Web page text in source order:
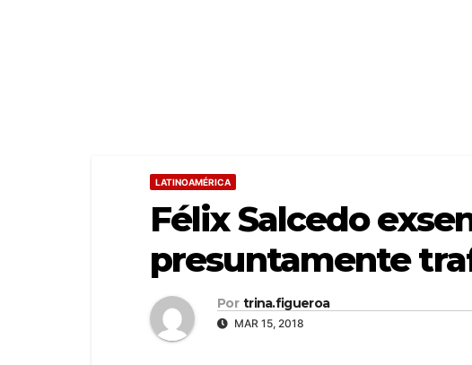
LATINOAMÉRICA
Félix Salcedo
presuntamente
Por trina.figueroa
MAR 15, 2018